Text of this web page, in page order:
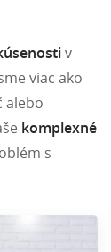
v
viac ako
alebo
komplexné
s